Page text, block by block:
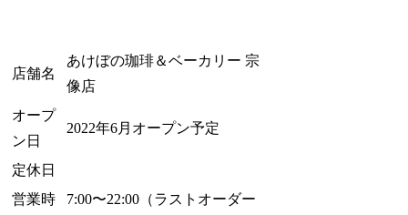
店舗名
あけぼの珈琲＆ベーカリー 宗
像店
オープ
ン日
2022年6月オープン予定
定休日
営業時
7:00〜22:00（ラストオーダー